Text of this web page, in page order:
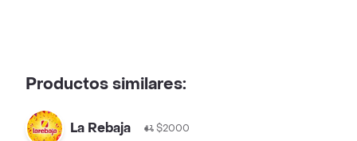
Productos similares:
La Rebaja $2000